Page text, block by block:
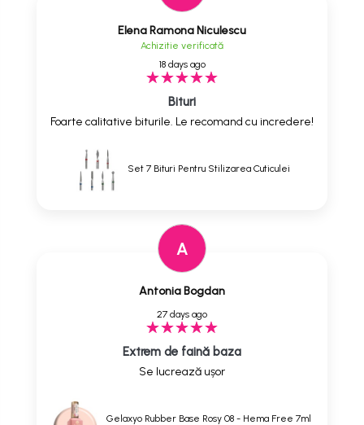
Elena Ramona Niculescu
Achizitie verificată
18 days ago
Bituri
Foarte calitative biturile. Le recomand cu incredere!
Set 7 Bituri Pentru Stilizarea Cuticulei
A
Antonia Bogdan
27 days ago
Extrem de faină baza
Se lucrează ușor
Gelaxyo Rubber Base Rosy 08 - Hema Free 7ml